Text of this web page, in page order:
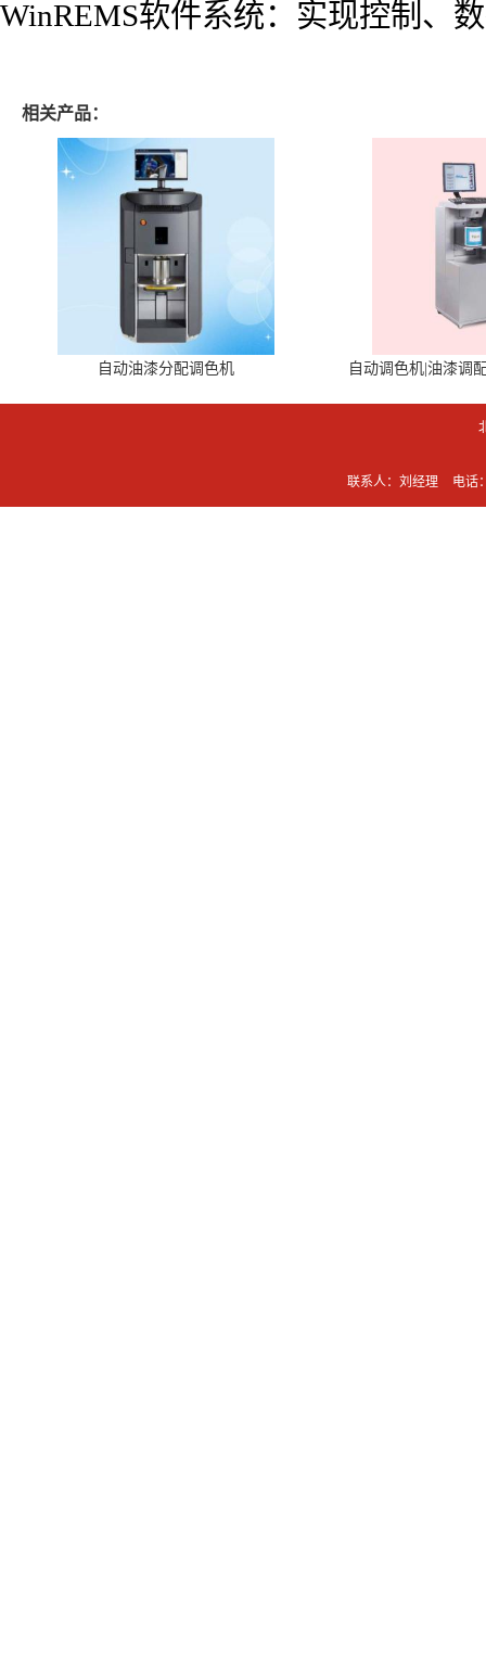
WinREMS软件系统：实现控制、
相关产品：
自动油漆分配调色机 自动调色机|油漆调
联系人：刘经理 电话